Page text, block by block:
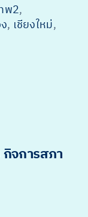
พ2,
, เชียงใหม่,
จการสภา